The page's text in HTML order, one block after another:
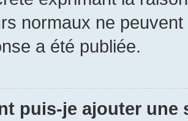
normaux ne
a été publiée.
puis-je ajouter une